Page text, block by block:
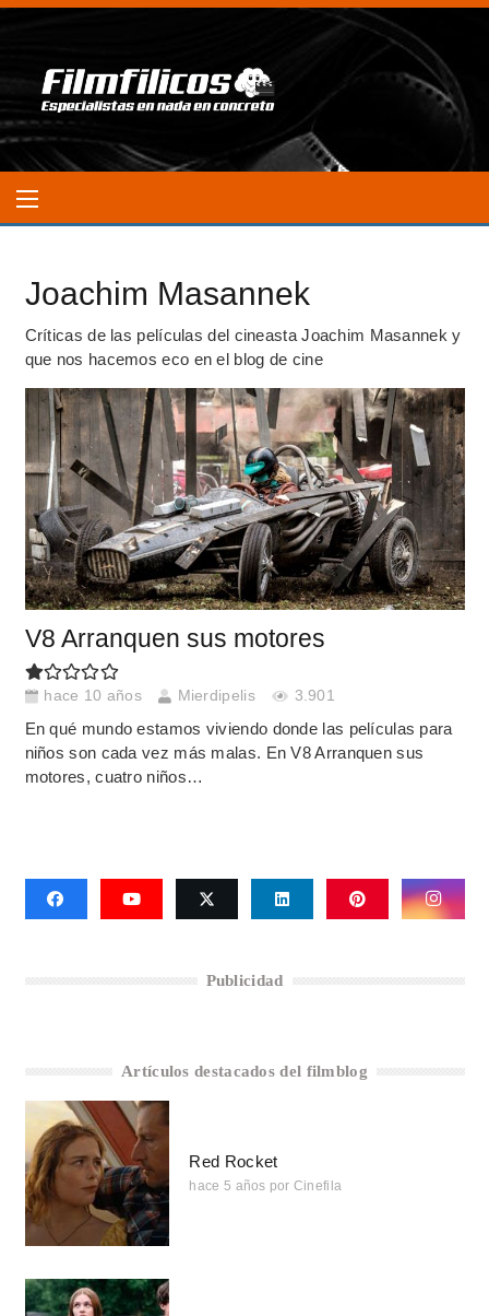
Joachim Masannek
Críticas de las películas del cineasta Joachim Masannek y
que nos hacemos eco en el blog de cine
V8 Arranquen sus motores
hace 10 años Mierdipelis 3.901
En qué mundo estamos viviendo donde las películas para
niños son cada vez más malas. En V8 Arranquen sus
motores, cuatro niños…
Publicidad
Artículos destacados del filmblog
Red Rocket
hace 5 años por Cinefila